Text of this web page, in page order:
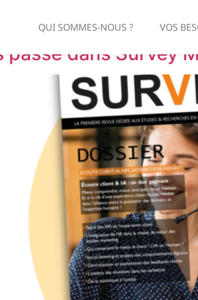
QUI SOMMES-NOUS ? VOS
30 octobre
passe dans Survey